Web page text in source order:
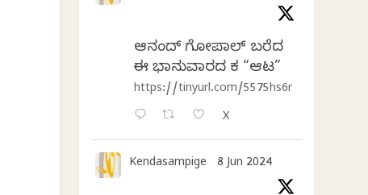
ಆನಂದ್‌ ಗೋಪಾಲ್‌ ಬರೆದ
ಈ ಭಾನುವಾರದ ಕತೆ “ಆಟ”
https://tinyurl.com/5575hs6r
X
Kendasampige 8 Jun 2024